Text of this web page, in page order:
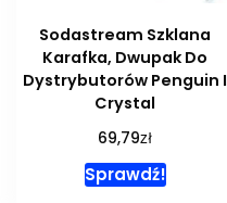
Sodastream Szklana
Karafka, Dwupak Do
Dystrybutorów Penguin I
Crystal
69,79zł
Sprawdź!